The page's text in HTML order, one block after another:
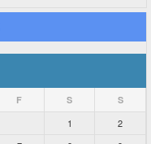
F S S
1
2